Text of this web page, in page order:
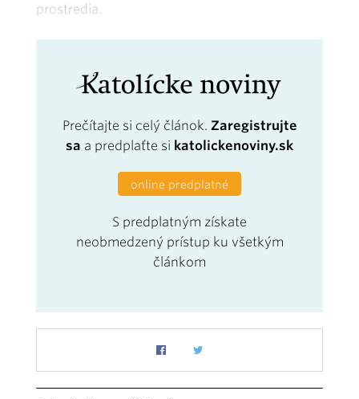
prostredia.
Prečítajte si celý článok. Zaregistrujte
sa a predplaťte si katolickenoviny.sk
online predplatné
S predplatným získate
neobmedzený prístup ku všetkým
článkom